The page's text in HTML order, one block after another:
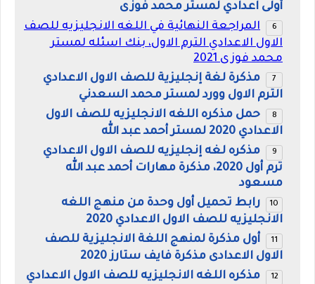
أولى اعدادي لمستر محمد فوزى
المراجعة النهائية في اللغه الانجليزيه للصف
الاول الاعدادي الترم الاول، بنك اسئله لمستر
محمد فوزى 2021
مذكرة لغة إنجليزية للصف الاول الاعدادي
الترم الاول وورد لمستر محمد السعدني
حمل مذكره اللغه الانجليزيه للصف الاول
الاعدادي 2020 لمستر أحمد عبد الله
مذكره لغه إنجليزيه للصف الاول الاعدادي
ترم أول 2020، مذكرة مهارات أحمد عبد الله
مسعود
رابط تحميل أول وحدة من منهج اللغه
الانجليزيه للصف الاول الاعدادي 2020
أول مذكرة لمنهج اللغة الانجليزية للصف
الاول الاعدادى مذكرة فايف ستارز 2020
مذكره اللغه الانجليزيه للصف الاول الاعدادي